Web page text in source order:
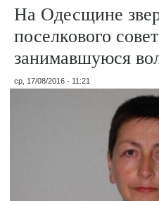
На Одесщине
поселкового
занимавшуюся
ср, 17/08/2016 - 11:21